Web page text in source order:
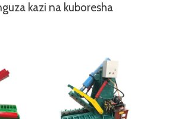
kazi na kuboresha